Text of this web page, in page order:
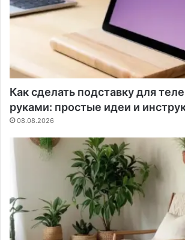
Как сделать подставку для
руками: простые идеи и
08.08.2026